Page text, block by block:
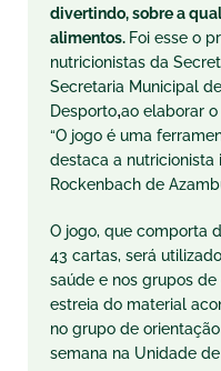
divertindo, sobre a
alimentos. Foi esse o
nutricionistas da
Secretaria Municipal
Desporto,ao elaborar
“O jogo é uma
destaca a nutricionista
Rockenbach de
O jogo, que comporta
43 cartas, será
saúde e nos grupos
estreia do material
no grupo de
semana na Unidade